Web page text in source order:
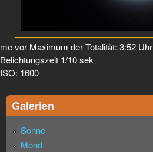
me vor Maximum der Totalität: 3:52 Uhr
Belichtungszeit 1/10 sek
ISO: 1600
Galerien
Sonne
Mond